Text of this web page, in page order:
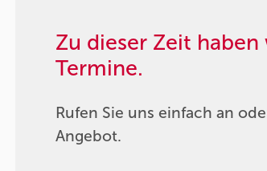
Zu dieser Zeit
Termine.
Rufen Sie uns einfach an
Angebot.